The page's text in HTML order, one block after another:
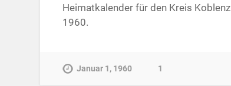
Heimatkalender für den Kreis Koblenz
1960.
Januar 1, 1960 1